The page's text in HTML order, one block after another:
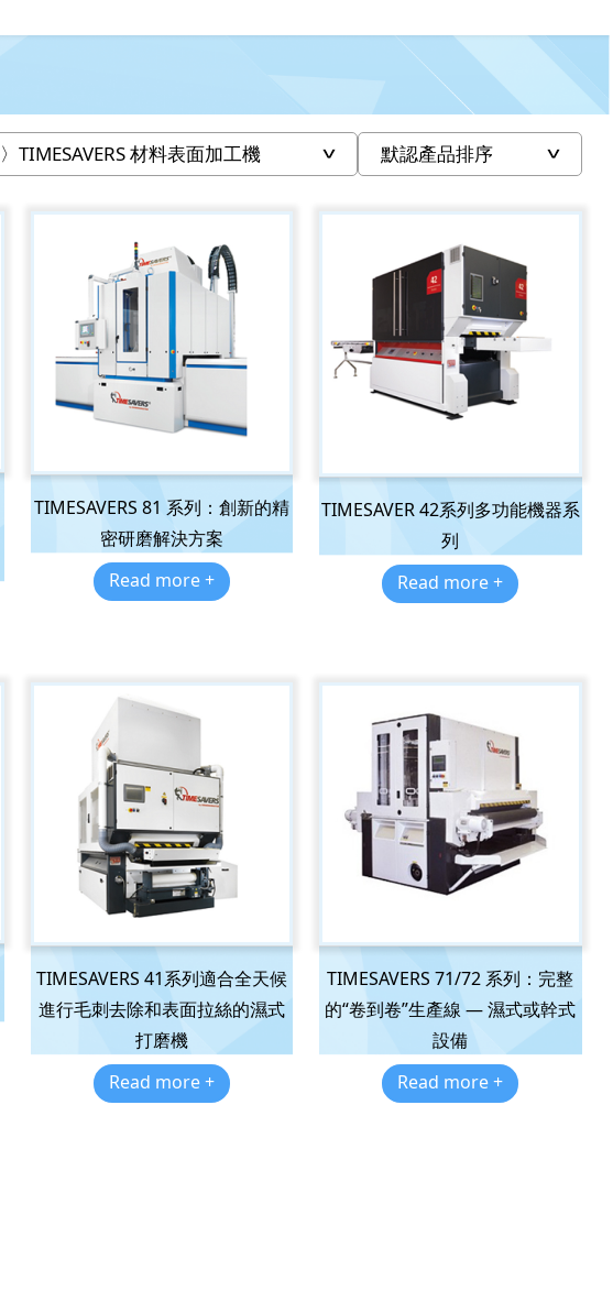
TIMESAVERS 81 系列：創新的精
密研磨解決方案
Read more +
TIMESAVER 42系列多功能機器系
列
Read more +
TIMESAVERS 41系列適合全天候
進行毛刺去除和表面拉絲的濕式
打磨機
Read more +
TIMESAVERS 71/72 系列：完整
的“卷到卷”生產線 — 濕式或幹式
設備
Read more +